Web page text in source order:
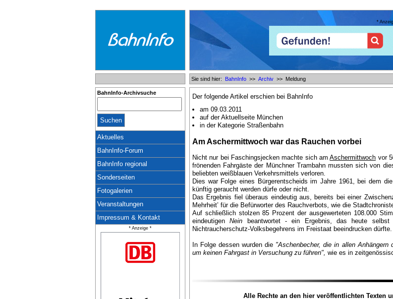
BahnInfo-Archivsuche
Aktuelles
BahnInfo-Forum
BahnInfo regional
Sonderseiten
Fotogalerien
Veranstaltungen
Impressum & Kontakt
* Anzeige *
*
Sie sind hier: BahnInfo >> Archiv >> Meldung
Der folgende Artikel erschien bei BahnInfo
am 09.03.2011
auf der Aktuellseite München
in der Kategorie Straßenbahn
Am Aschermittwoch war das Rauchen vorbei
Nicht nur bei Faschingsjecken machte sich amAschermittwoch vor
frönenden Fahrgäste der Münchner Trambahn mussten sich von
beliebten weißblauen Verkehrsmittels verloren.
Dies war Folge eines Bürgerentscheids im Jahre 1961, bei dem
künftig geraucht werden dürfe oder nicht.
Das Ergebnis fiel überaus eindeutig aus, bereits bei einer
Mehrheit’ für die Befürworter des Rauchverbots, wie die
Auf schließlich stolzen 85 Prozent der ausgewerteten 108.000
eindeutigenNein beantwortet - ein Ergebnis, das heute selbst
Nichtraucherschutz-Volksbegehrens im Freistaat beeindrucken dürfte.
In Folge dessen wurden die "Aschenbecher, die in allen Anhängern
um keinen Fahrgast in Versuchung zu führen", wie es in
Alle Rechte an den hier veröffentlichten